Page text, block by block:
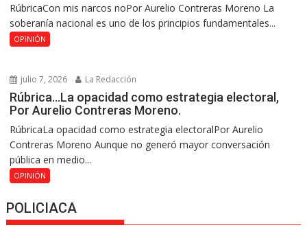
RúbricaCon mis narcos noPor Aurelio Contreras Moreno La
soberanía nacional es uno de los principios fundamentales...
OPINIÓN
julio 7, 2026 La Redacción
Rúbrica…La opacidad como estrategia electoral,
Por Aurelio Contreras Moreno.
RúbricaLa opacidad como estrategia electoralPor Aurelio
Contreras Moreno Aunque no generó mayor conversación
pública en medio...
OPINIÓN
POLICIACA